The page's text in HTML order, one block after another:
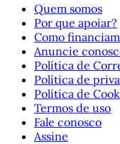
Quem somos
Por que apoiar?
Como
Anuncie
Política de
Política de
Política de
Termos de uso
Fale conosco
Assine